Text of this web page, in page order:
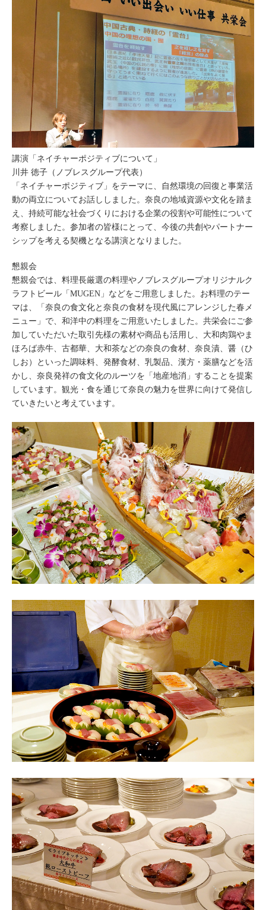
講演「ネイチャーポジティブについて」
川井 徳子（ノブレスグループ代表）
「ネイチャーポジティブ」をテーマに、自然環境の回復と事業活
動の両立についてお話ししました。奈良の地域資源や文化を踏ま
え、持続可能な社会づくりにおける企業の役割や可能性について
考察しました。参加者の皆様にとって、今後の共創やパートナー
シップを考える契機となる講演となりました。
懇親会
懇親会では、料理長厳選の料理やノブレスグループオリジナルク
ラフトビール「MUGEN」などをご用意しました。お料理のテー
マは、「奈良の食文化と奈良の食材を現代風にアレンジした春メ
ニュー」で、和洋中の料理をご用意いたしました。共栄会にご参
加していただいた取引先様の素材や商品も活用し、大和肉鶏やま
ほろば赤牛、古都華、大和茶などの奈良の食材、奈良漬、醤（ひ
しお）といった調味料、発酵食材、乳製品、漢方・薬膳などを活
かし、奈良発祥の食文化のルーツを「地産地消」することを提案
しています。観光・食を通じて奈良の魅力を世界に向けて発信し
ていきたいと考えています。